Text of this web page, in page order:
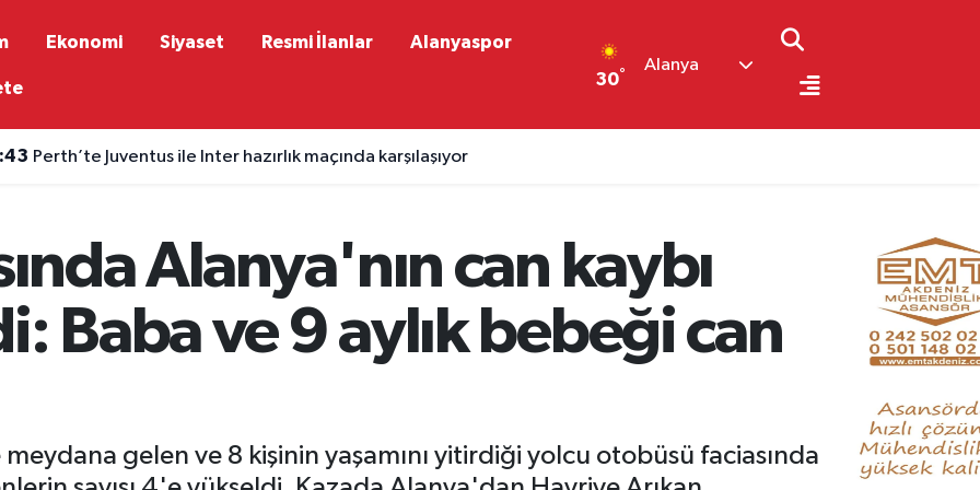
Ekonomi Siyaset Resmi İlanlar Alanyaspor
30°
Alanya
Alanya'nın can kaybı
Baba ve 9 aylık bebeği can
gelen ve 8 kişinin yaşamını yitirdiği yolcu otobüsü faciasında